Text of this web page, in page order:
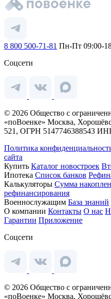
8 800 500-71-81 Пн-Пт 09:00-
Соцсети
© 2026 Общество с
«поВоенке» Москва,
521, ОГРН 5147746388543
Политика
сайта
Купить Каталог новостроек
Ипотека Список банков
Калькуляторы Сумма
рефинансирования
Военнослужащим База знаний
О компании Контакты О нас
Гарантии Приложение
Соцсети
© 2026 Общество с
«поВоенке» Москва,